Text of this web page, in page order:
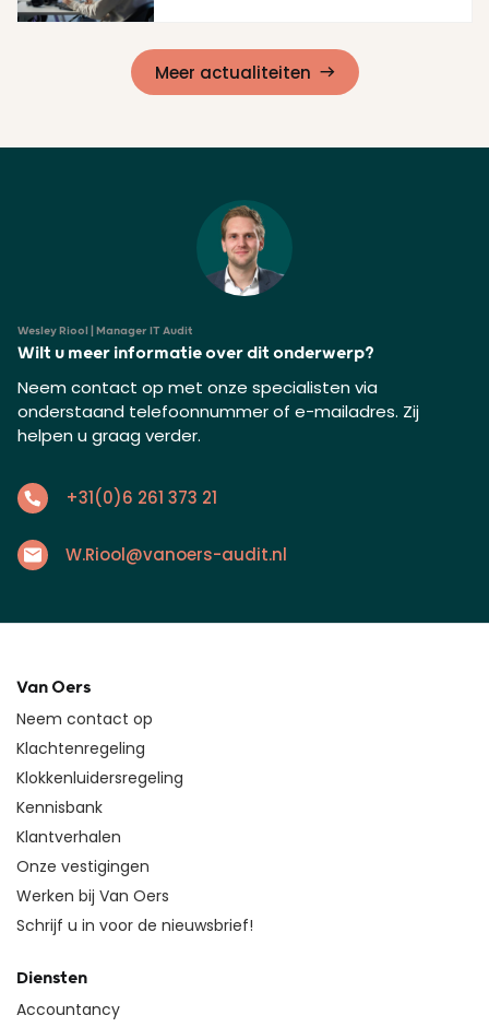
Meer actualiteiten
Wesley Riool | Manager IT Audit
Wilt u meer informatie over dit onderwerp?
Neem contact op met onze specialisten via
onderstaand telefoonnummer of e-mailadres. Zij
helpen u graag verder.
+31(0)6 261 373 21
W.Riool@vanoers-audit.nl
Van Oers
Neem contact op
Klachtenregeling
Klokkenluidersregeling
Kennisbank
Klantverhalen
Onze vestigingen
Werken bij Van Oers
Schrijf u in voor de nieuwsbrief!
Diensten
Accountancy